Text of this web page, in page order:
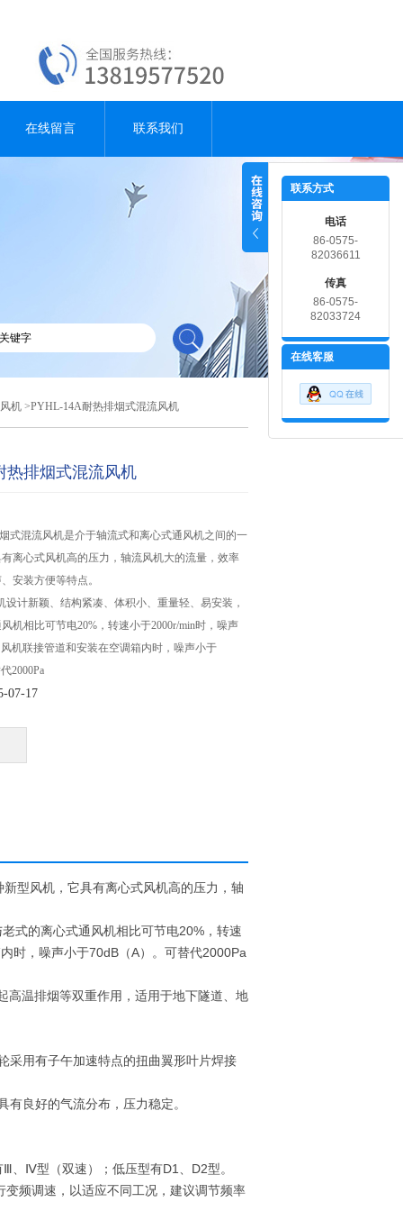
在线留言 联系我们
机 >PYHL-14A耐热排烟式混流风机
热排烟式混流风机
式混流风机是介于轴流式和离心式通风机之间的一
离心式风机高的压力，轴流风机大的流量，效率
安装方便等特点。
设计新颖、结构紧凑、体积小、重量轻、易安装，
机相比可节电20%，转速小于2000r/min时，噪声
机联接管道和安装在空调箱内时，噪声小于
2000Pa
07-17
型风机，它具有离心式风机高的压力，轴
式的离心式通风机相比可节电20%，转速
时，噪声小于70dB（A）。可替代2000Pa
温排烟等双重作用，适用于地下隧道、地
采用有子午加速特点的扭曲翼形叶片焊接
良好的气流分布，压力稳定。
、Ⅳ型（双速）；低压型有D1、D2型。
频调速，以适应不同工况，建议调节频率
联系方式
电话
86-0575-
82036611
传真
86-0575-
82033724
在线客服